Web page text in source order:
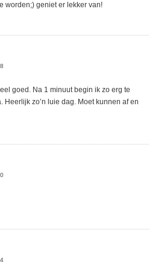
worden;) geniet er lekker van!
goed. Na 1 minuut begin ik zo erg te
Heerlijk zo’n luie dag. Moet kunnen af en